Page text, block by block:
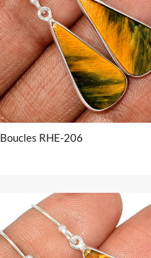
Boucles RHE-206